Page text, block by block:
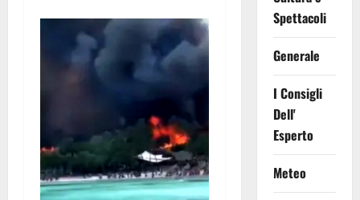
Spettacoli
Generale
I Consigli
Dell'
Esperto
Meteo